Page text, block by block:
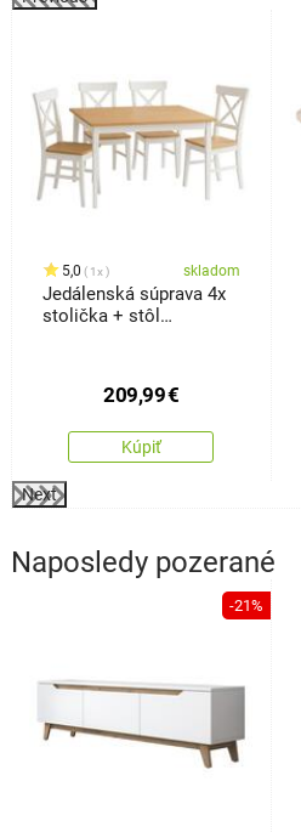
5,0 1x skladom
Jedálenská súprava 4x
stolička + stôl
209,99€
Kúpiť
Next
Naposledy pozerané
-21%